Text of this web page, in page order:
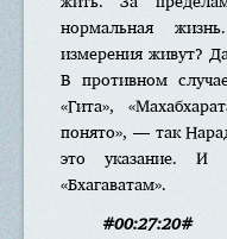
нормальная
измерения живут?
В противном
«Гита»,
понято», — так
это указание. И
«Бхагаватам».
#00:27:20#